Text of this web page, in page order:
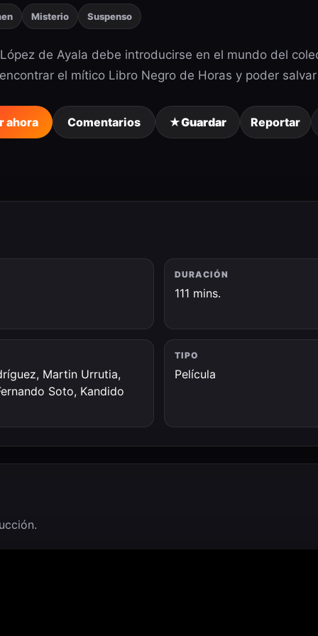
Misterio Suspenso
de Ayala debe introducirse en el mundo del
el mítico Libro Negro de Horas y poder
ahora Comentarios ★Guardar Reportar
DURACIÓN
111 mins.
Martin Urrutia,
Soto, Kandido
TIPO
Película